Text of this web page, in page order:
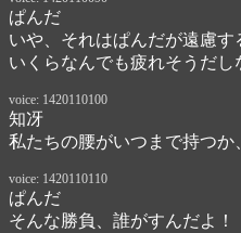
ぱんだ
いや、それはぱんだが遠慮
いくらなんでも疲れそうだ
voice: 1420110100
知冴
私たちの腰がいつまで持つ
voice: 1420110110
ぱんだ
そんな勝負、誰がすんだよ！